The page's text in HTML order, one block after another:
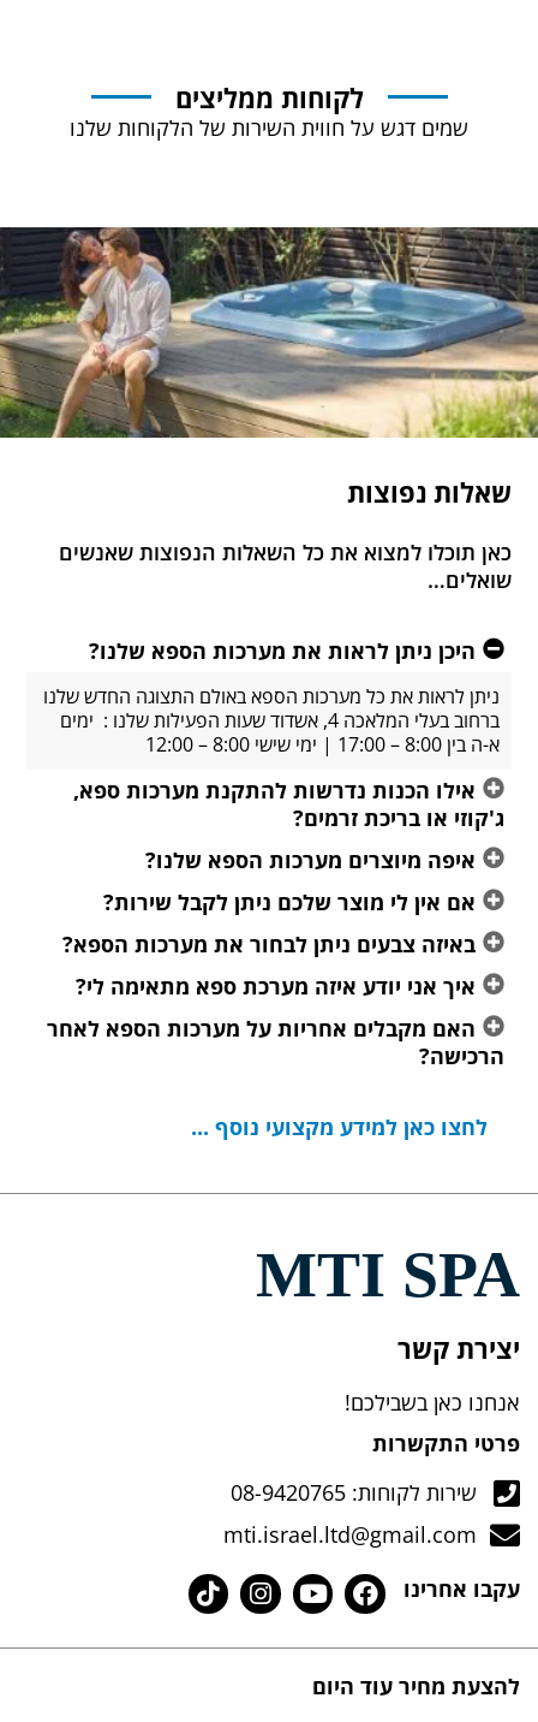
לקוחות ממליצים
שמים דגש על חווית השירות של הלקוחות שלנו
שאלות נפוצות
כאן תוכלו למצוא את כל השאלות הנפוצות שאנשים
שואלים…
היכן ניתן לראות את מערכות הספא שלנו?
ניתן לראות את כל מערכות הספא באולם התצוגה החדש שלנו
ברחוב בעלי המלאכה 4, אשדוד שעות הפעילות שלנו : ימים
א-ה בין 8:00 – 17:00 | ימי שישי 8:00 – 12:00
אילו הכנות נדרשות להתקנת מערכות ספא,
ג'קוזי או בריכת זרמים?
איפה מיוצרים מערכות הספא שלנו?
אם אין לי מוצר שלכם ניתן לקבל שירות?
באיזה צבעים ניתן לבחור את מערכות הספא?
איך אני יודע איזה מערכת ספא מתאימה לי?
האם מקבלים אחריות על מערכות הספא לאחר
הרכישה?
לחצו כאן למידע מקצועי נוסף ...
יצירת קשר
אנחנו כאן בשבילכם!
MTI SPA
פרטי התקשרות
שירות לקוחות: 08-9420765
mti.israel.ltd@gmail.com
עקבו אחרינו
להצעת מחיר עוד היום